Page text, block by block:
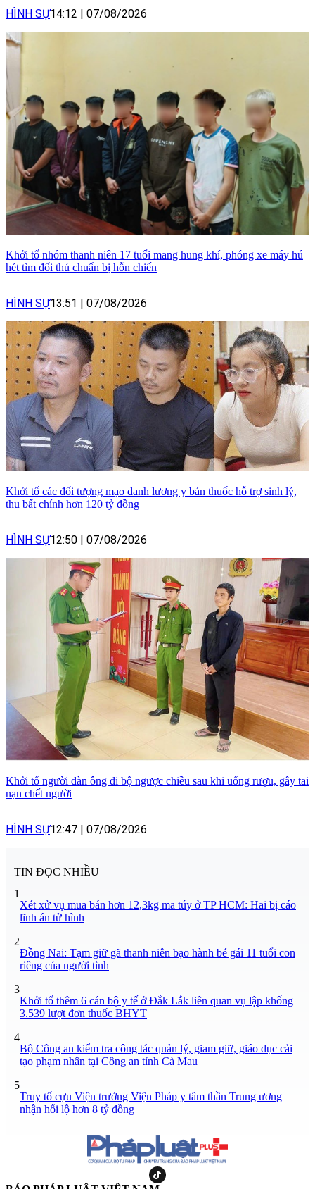
HÌNH SỰ14:12 | 07/08/2026
Khởi tố nhóm thanh niên 17 tuổi mang hung khí, phóng xe máy hú
hét tìm đối thủ chuẩn bị hỗn chiến
HÌNH SỰ13:51 | 07/08/2026
Khởi tố các đối tượng mạo danh lương y bán thuốc hỗ trợ sinh lý,
thu bất chính hơn 120 tỷ đồng
HÌNH SỰ12:50 | 07/08/2026
Khởi tố người đàn ông đi bộ ngược chiều sau khi uống rượu, gây tai
nạn chết người
HÌNH SỰ12:47 | 07/08/2026
TIN ĐỌC NHIỀU
1
Xét xử vụ mua bán hơn 12,3kg ma túy ở TP HCM: Hai bị cáo
lĩnh án tử hình
2
Đồng Nai: Tạm giữ gã thanh niên bạo hành bé gái 11 tuổi con
riêng của người tình
3
Khởi tố thêm 6 cán bộ y tế ở Đắk Lắk liên quan vụ lập khống
3.539 lượt đơn thuốc BHYT
4
Bộ Công an kiểm tra công tác quản lý, giam giữ, giáo dục cải
tạo phạm nhân tại Công an tỉnh Cà Mau
5
Truy tố cựu Viện trưởng Viện Pháp y tâm thần Trung ương
nhận hối lộ hơn 8 tỷ đồng